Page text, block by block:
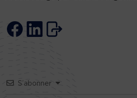
S’abonner